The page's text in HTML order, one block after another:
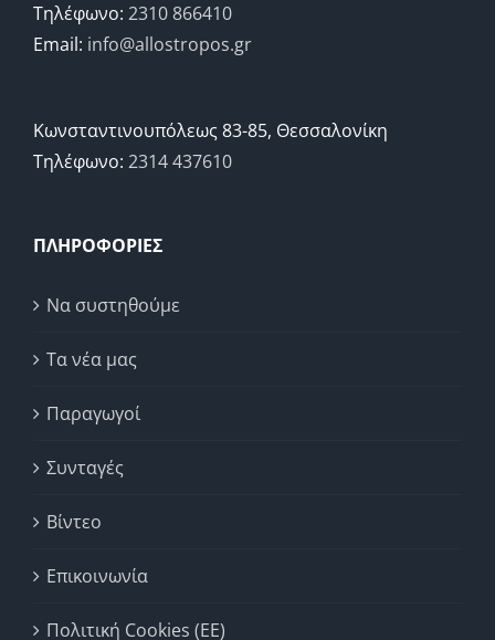
Τηλέφωνο: 2310 866410
Email: info@allostropos.gr
Κωνσταντινουπόλεως 83-85, Θεσσαλονίκη
Τηλέφωνο: 2314 437610
ΠΛΗΡΟΦΟΡΙΕΣ
Να συστηθούμε
Τα νέα μας
Παραγωγοί
Συνταγές
Βίντεο
Επικοινωνία
Πολιτική Cookies (ΕΕ)